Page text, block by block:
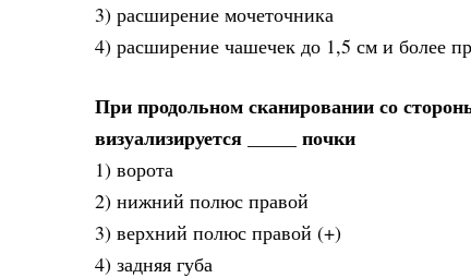
3) расширение мочеточника
4) расширение чашечек до 1,5 см и более
При продольном сканировании со
визуализируется _____ почки
1) ворота
2) нижний полюс правой
3) верхний полюс правой (+)
4) задняя губа